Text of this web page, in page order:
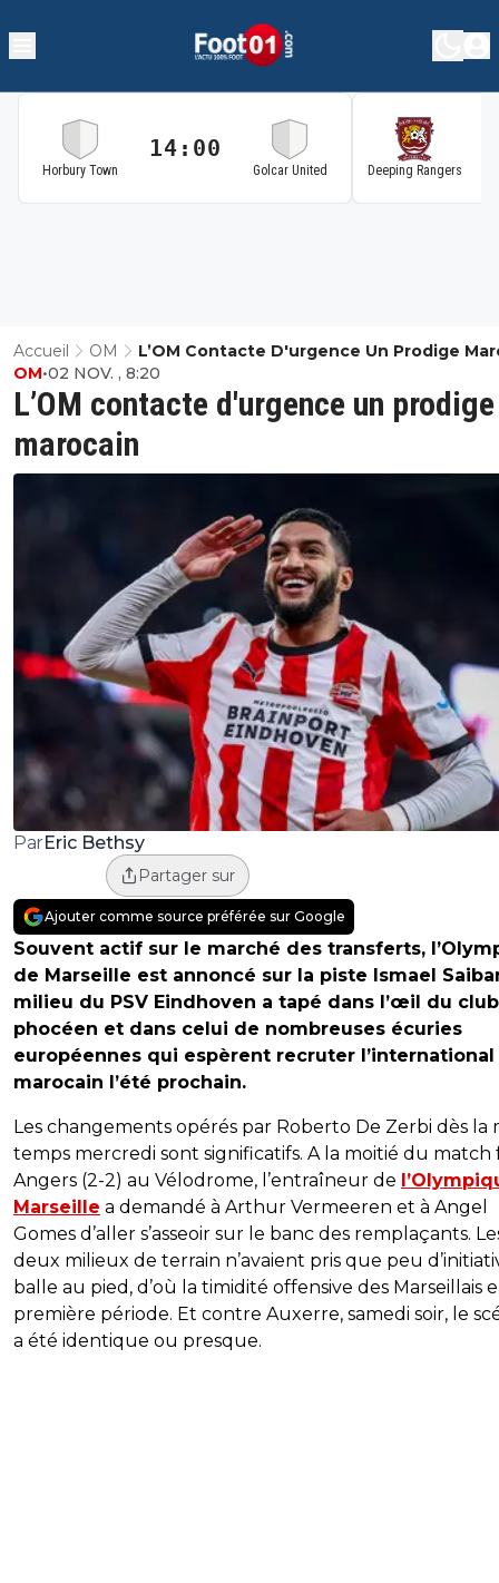
Horbury Town
14:00
Golcar United Deeping Rangers
Accueil OM L’OM Contacte D'urgence Un Prodige
L’OM contacte d'urgence un prodige
marocain
OM•02 NOV. , 8:20
ParEric Bethsy
Partager sur
Ajouter comme source préférée sur Google
Souvent actif sur le marché des transferts,
de Marseille est annoncé sur la piste Ismael
milieu du PSV Eindhoven a tapé dans l’œil du club
phocéen et dans celui de nombreuses écuries
européennes qui espèrent recruter l’international
marocain l’été prochain.
Les changements opérés par Roberto De Zerbi dès la
temps mercredi sont significatifs. A la moitié du match
Angers (2-2) au Vélodrome, l’entraîneur de
Marseille a demandé à Arthur Vermeeren et à Angel
Gomes d’aller s’asseoir sur le banc des remplaçants.
deux milieux de terrain n’avaient pris que peu
balle au pied, d’où la timidité offensive des Marseillais
première période. Et contre Auxerre, samedi soir, le
a été identique ou presque.